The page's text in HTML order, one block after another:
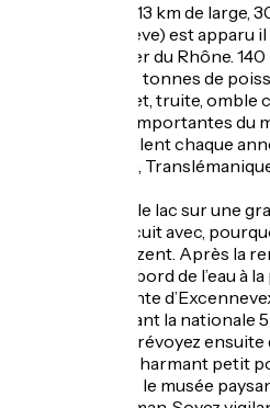
72 km de long, 13 km de large,
(ou lac de Genève) est apparu
retrait du glacier du Rhône.
en sortent 650 tonnes de
perche, brochet, truite, omble
parmi les plus importantes du
fermé s’y déroulent chaque
Bol d’Or en juin,
Vous longerez le lac sur une
magnifique circuit avec,
la plage de Corzent. Après la
retrouverez le bord de l’eau à
à la plage suivante
Sciez en longeant la nationale
de prudence. Prévoyez
d’Yvoire et du charmant petit
visite possible : le musée